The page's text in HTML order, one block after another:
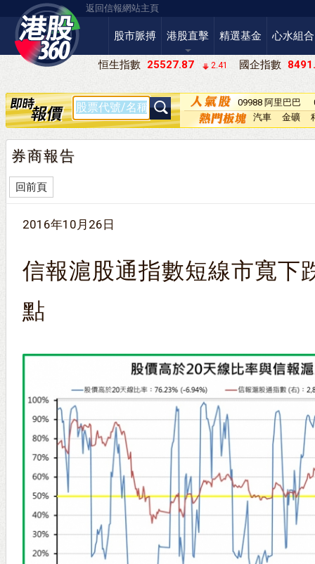
返回信報網站主頁
股市脈搏 港股直擊 精選基金 心水組合
恒生指數 25527.87 2.41 國企指數
09988 阿里巴巴
－Ｗ汽車
金礦
券商報告
回前頁
2016年10月26日
信報滬股通指數短線市寬下
點